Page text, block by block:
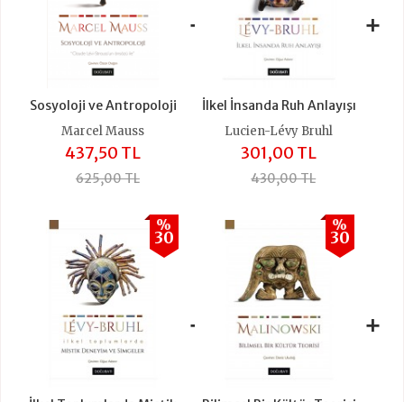
Sosyoloji ve Antropoloji
Marcel Mauss
437,50 TL
625,00 TL
+
İlkel İnsanda Ruh Anlayışı
Lucien-Lévy Bruhl
301,00 TL
430,00 TL
+
%
30
+
%
30
+